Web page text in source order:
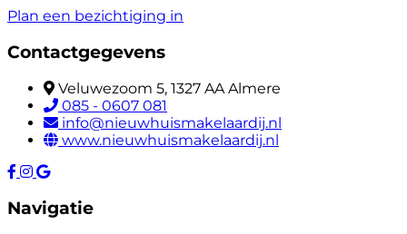
Plan een bezichtiging in
Contactgegevens
Veluwezoom 5, 1327 AA Almere
085 - 0607 081
info@nieuwhuismakelaardij.nl
www.nieuwhuismakelaardij.nl
Navigatie